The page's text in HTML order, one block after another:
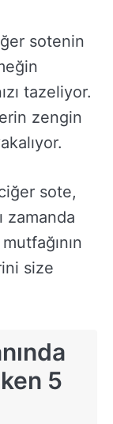
sotenin
tazeliyor.
zengin
sote,
zamanda
size
5